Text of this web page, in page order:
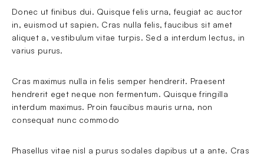
Donec ut finibus dui. Quisque felis urna, feugiat ac auctor
in, euismod ut sapien. Cras nulla felis, faucibus sit amet
aliquet a, vestibulum vitae turpis. Sed a interdum lectus, in
varius purus.
Cras maximus nulla in felis semper hendrerit. Praesent
hendrerit eget neque non fermentum. Quisque fringilla
interdum maximus. Proin faucibus mauris urna, non
consequat nunc commodo
Phasellus vitae nisl a purus sodales dapibus ut a ante. Cras